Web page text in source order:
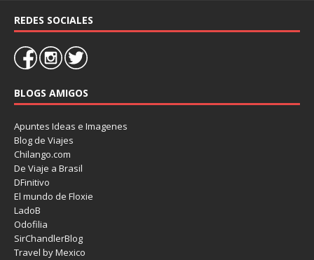
REDES SOCIALES
BLOGS AMIGOS
Apuntes Ideas e Imagenes
Blog de Viajes
Chilango.com
De Viaje a Brasil
DFinitivo
El mundo de Floxie
LadoB
Odofilia
SirChandlerBlog
Travel by Mexico